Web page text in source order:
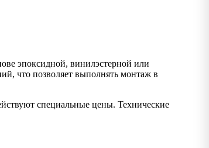
эпоксидной, винилэстерной или
что позволяет выполнять монтаж в
специальные цены. Технические